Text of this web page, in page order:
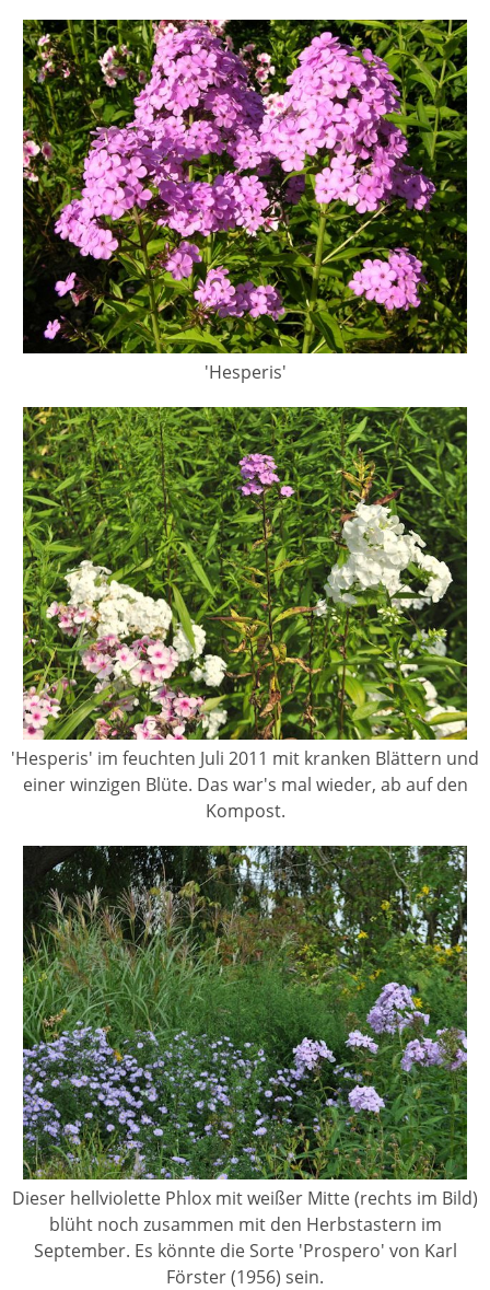
'Hesperis'
'Hesperis' im feuchten Juli 2011 mit kranken Blättern und
einer winzigen Blüte. Das war's mal wieder, ab auf den
Kompost.
Dieser hellviolette Phlox mit weißer Mitte (rechts im Bild)
blüht noch zusammen mit den Herbstastern im
September. Es könnte die Sorte 'Prospero' von Karl
Förster (1956) sein.